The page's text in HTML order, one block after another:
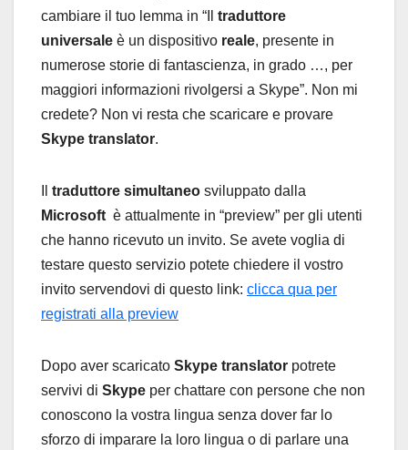
cambiare il tuo lemma in “Il traduttore
universale è un dispositivo reale, presente in
numerose storie di fantascienza, in grado …, per
maggiori informazioni rivolgersi a Skype”. Non mi
credete? Non vi resta che scaricare e provare
Skype translator.
traduttore simultaneo sviluppato dalla
Microsoft è attualmente in “preview” per gli utenti
che hanno ricevuto un invito. Se avete voglia di
testare questo servizio potete chiedere il vostro
invito servendovi di questo link: clicca qua per
registrati alla preview
Dopo aver scaricato Skype translator potrete
servivi di Skype per chattare con persone che non
conoscono la vostra lingua senza dover far lo
sforzo di imparare la loro lingua o di parlare una